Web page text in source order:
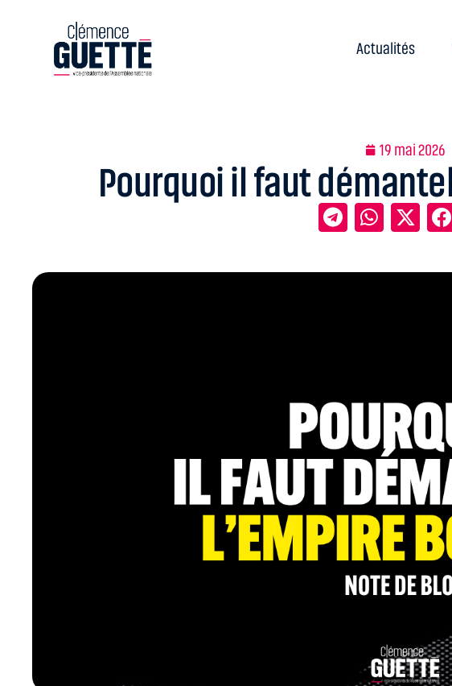
Actualités
19 mai 2026
Pourquoi il faut